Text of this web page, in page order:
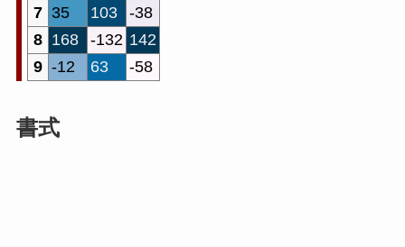
7 35 103
-38
8 168 -132 142
9 -12 63 -58
書式